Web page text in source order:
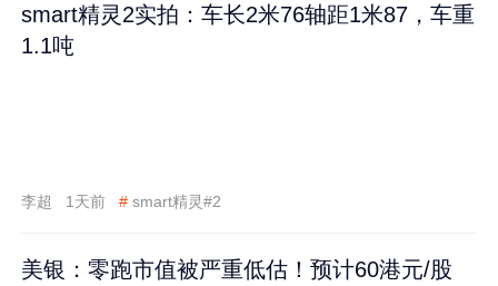
smart精灵2实拍：车长2米76轴距1米87，车重
1.1吨
李超 1天前 # smart精灵#2
美银：零跑市值被严重低估！预计60港元/股